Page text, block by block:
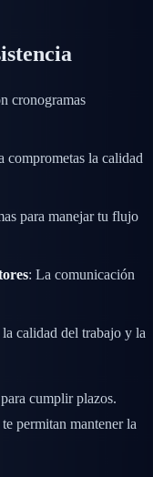
cronogramas
comprometas la calidad
para manejar tu flujo
: La comunicación
calidad del trabajo y la
cumplir plazos.
permitan mantener la